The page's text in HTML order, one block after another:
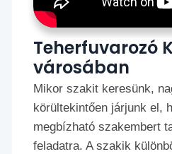
Teherfuvarozó
városában
Mikor szakit keresünk,
körültekintően járjunk el,
megbízható szakembert
feladatra. A szakik